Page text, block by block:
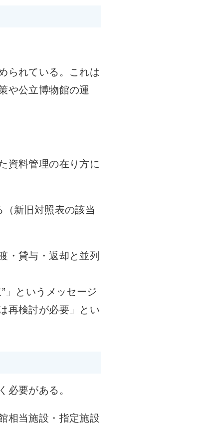
られている。これは
や公立博物館の運
資料管理の在り方に
新旧対照表の該当
・貸与・返却と並列
」というメッセージ
再検討が必要」とい
必要がある。
相当施設・指定施設